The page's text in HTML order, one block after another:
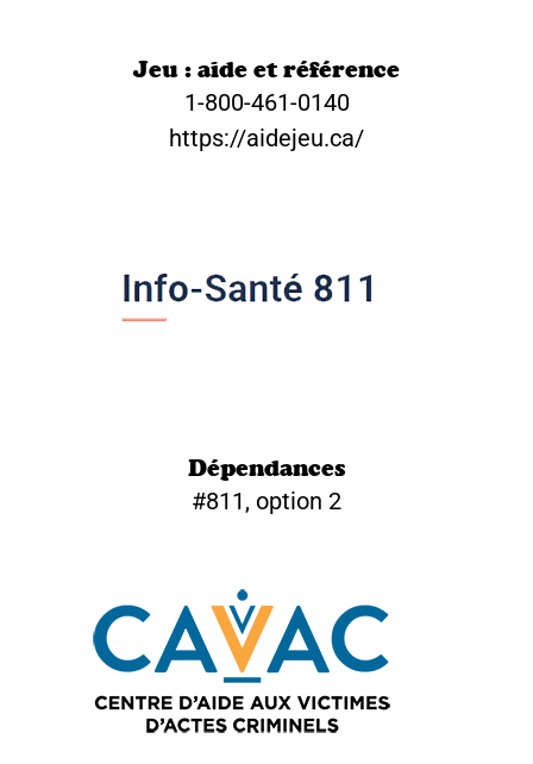
Jeu : aide et référence
1-800-461-0140
https://aidejeu.ca/
Dépendances
#811, option 2